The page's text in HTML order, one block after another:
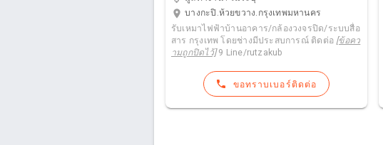
location_on บางกะปิ.ห้วยขวาง.กรุงเทพมหานคร
รับเหมาไฟฟ้าบ้านอาคาร/กล้องวงจรปิด/ระบบสื่อ
สาร กรุงเทพ โดยช่างมีประสบการณ์ ติดต่อ [ข้อคว
ามถูกปิดไว้]9 Line/rutzakub
phone ขอทราบเบอร์ติดต่อ